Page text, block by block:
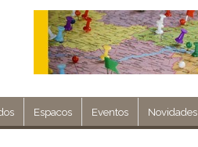
Espacos Eventos Novidades